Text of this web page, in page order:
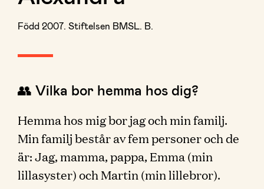
Född 2007. Stiftelsen BMSL. B.
👥 Vilka bor hemma hos dig?
Hemma hos mig bor jag och min familj.
Min familj består av fem personer och de
är: Jag, mamma, pappa, Emma (min
lillasyster) och Martin (min lillebror).